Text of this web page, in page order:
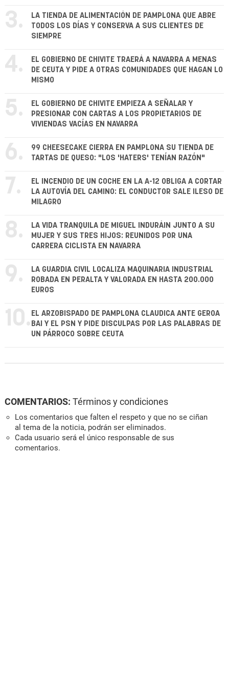
3.
LA TIENDA DE ALIMENTACIÓN DE PAMPLONA QUE ABRE
TODOS LOS DÍAS Y CONSERVA A SUS CLIENTES DE
SIEMPRE
4.
EL GOBIERNO DE CHIVITE TRAERÁ A NAVARRA A MENAS
DE CEUTA Y PIDE A OTRAS COMUNIDADES QUE HAGAN LO
MISMO
5.
EL GOBIERNO DE CHIVITE EMPIEZA A SEÑALAR Y
PRESIONAR CON CARTAS A LOS PROPIETARIOS DE
VIVIENDAS VACÍAS EN NAVARRA
6.
99 CHEESECAKE CIERRA EN PAMPLONA SU TIENDA DE
TARTAS DE QUESO: "LOS 'HATERS' TENÍAN RAZÓN"
7.
EL INCENDIO DE UN COCHE EN LA A-12 OBLIGA A CORTAR
LA AUTOVÍA DEL CAMINO: EL CONDUCTOR SALE ILESO DE
MILAGRO
8.
LA VIDA TRANQUILA DE MIGUEL INDURÁIN JUNTO A SU
MUJER Y SUS TRES HIJOS: REUNIDOS POR UNA
CARRERA CICLISTA EN NAVARRA
9.
LA GUARDIA CIVIL LOCALIZA MAQUINARIA INDUSTRIAL
ROBADA EN PERALTA Y VALORADA EN HASTA 200.000
EUROS
10. EL ARZOBISPADO DE PAMPLONA CLAUDICA ANTE GEROA
BAI Y EL PSN Y PIDE DISCULPAS POR LAS PALABRAS DE
UN PÁRROCO SOBRE CEUTA
COMENTARIOS: Términos y condiciones
Los comentarios que falten el respeto y que no se ciñan
al tema de la noticia, podrán ser eliminados.
Cada usuario será el único responsable de sus
comentarios.